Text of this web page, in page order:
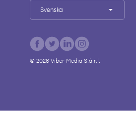
Svenska
© 2026Viber Media S.à r.l.